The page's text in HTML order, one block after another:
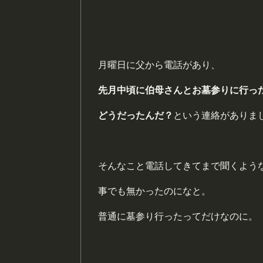
月曜日に父から電話があり、
先月中頃に伯母さんとお墓参りに行っ
どうだったんだ？ という連絡がありま
そんなこと電話してきてまで聞くよう
事でも無かったのになと。
普通に墓参り行ったってだけなのに。